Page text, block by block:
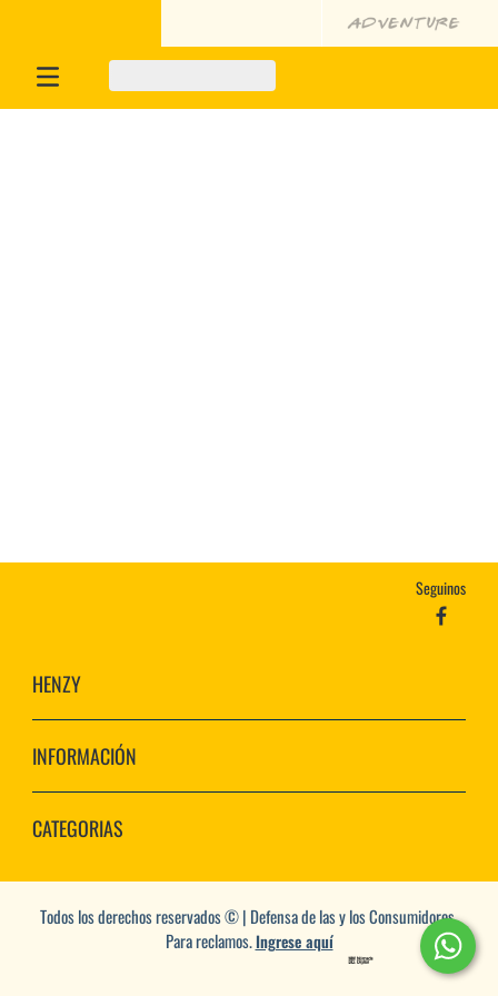
Seguinos
HENZY
INFORMACIÓN
CATEGORIAS
Todos los derechos reservados © | Defensa de las y los Consumidores.
Para reclamos.Ingrese aquí